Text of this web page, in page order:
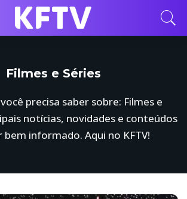
Filmes e Séries
precisa saber sobre: Filmes e
notícias, novidades e conteúdos
bem informado. Aqui no KFTV!